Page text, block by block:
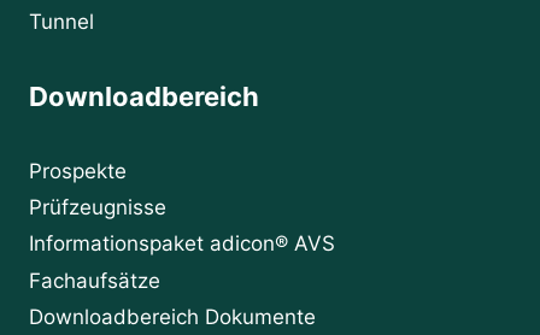
Tunnel
Downloadbereich
Prospekte
Prüfzeugnisse
Informationspaket adicon® AVS
Fachaufsätze
Downloadbereich Dokumente